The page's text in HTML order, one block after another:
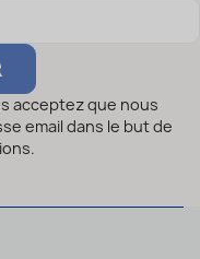
acceptez que nous
email dans le but de